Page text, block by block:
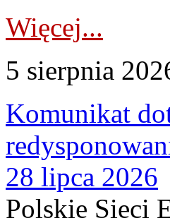
Więcej...
5 sierpnia
Komunikat
28 lipca 2026
Polskie Sieci